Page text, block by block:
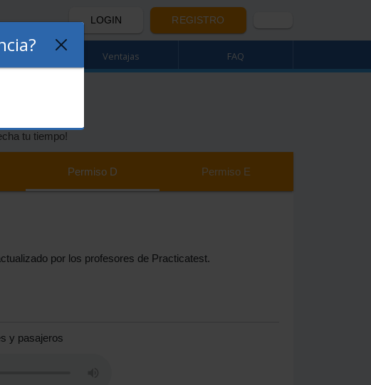
LOGIN REGISTRO
Ventajas FAQ
tu tiempo!
Permiso D Permiso E
por los profesores de Practicatest.
y pasajeros